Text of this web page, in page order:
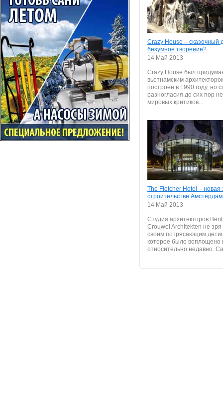
Crazy House – сказочный
безумное творение?
14 Май 2013
Crazy House был
вьетнамским
построен в 1990 году, но
разногласия до сих пор
мировых критиков...
The Fletcher Hotel – новая
строительстве
14 Май 2013
Студия архитекторов
Crouwel Architekten не зря
своим потрясающим
которое было воплощено
относительно недавно.